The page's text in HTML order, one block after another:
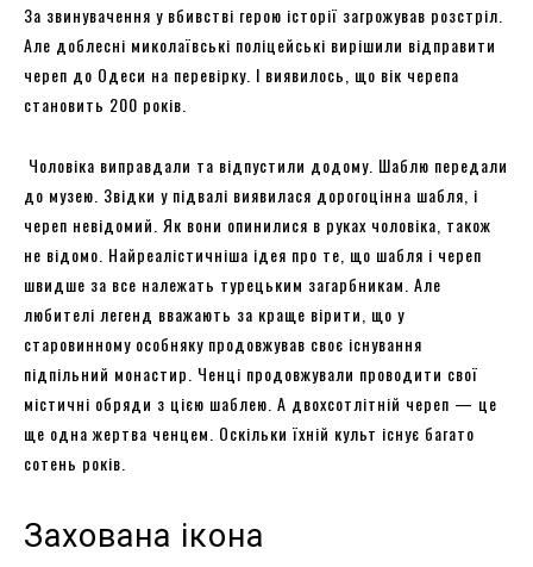
За звинувачення у вбивстві герою історії загрожував розстріл.
Але доблесні миколаївські поліцейські вирішили відправити
череп до Одеси на перевірку. І виявилось, що вік черепа
становить 200 років.
Чоловіка виправдали та відпустили додому. Шаблю передали
до музею. Звідки у підвалі виявилася дорогоцінна шабля, і
череп невідомий. Як вони опинилися в руках чоловіка, також
не відомо. Найреалістичніша ідея про те, що шабля і череп
швидше за все належать турецьким загарбникам. Але
любителі легенд вважають за краще вірити, що у
старовинному особняку продовжував своє існування
підпільний монастир. Ченці продовжували проводити свої
містичні обряди з цією шаблею. А двохсотлітній череп — це
ще одна жертва ченцем. Оскільки їхній культ існує багато
сотень років.
Захована ікона